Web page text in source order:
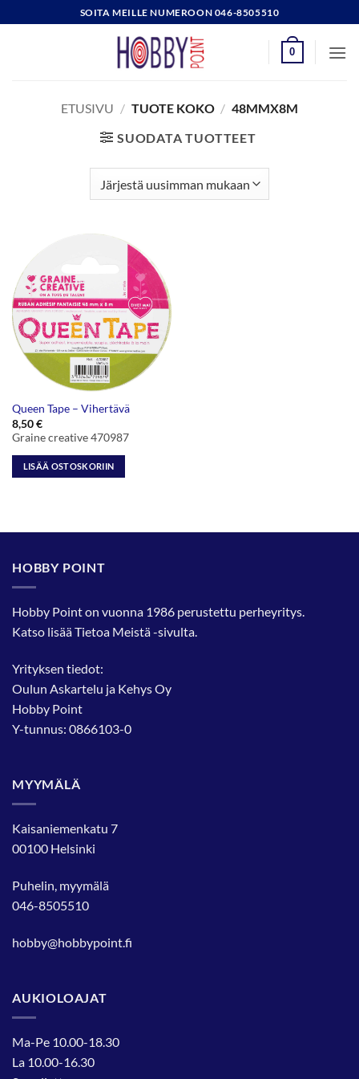
to
SOITA MEILLE NUMEROON 046-8505510
0
ETUSIVU / TUOTE KOKO / 48MMX8M
SUODATA TUOTTEET
Queen Tape – Vihertävä
8,50€
Graine creative 470987
LISÄÄ OSTOSKORIIN
HOBBY POINT
Hobby Point on vuonna 1986 perustettu perheyritys.
Katso lisääTietoa Meistä-sivulta.
Yrityksen tiedot:
Oulun Askartelu ja Kehys Oy
Hobby Point
Y-tunnus: 0866103-0
MYYMÄLÄ
Kaisaniemenkatu 7
00100 Helsinki
Puhelin, myymälä
046-8505510
hobby@hobbypoint.fi
AUKIOLOAJAT
Ma-Pe 10.00-18.30
La 10.00-16.30